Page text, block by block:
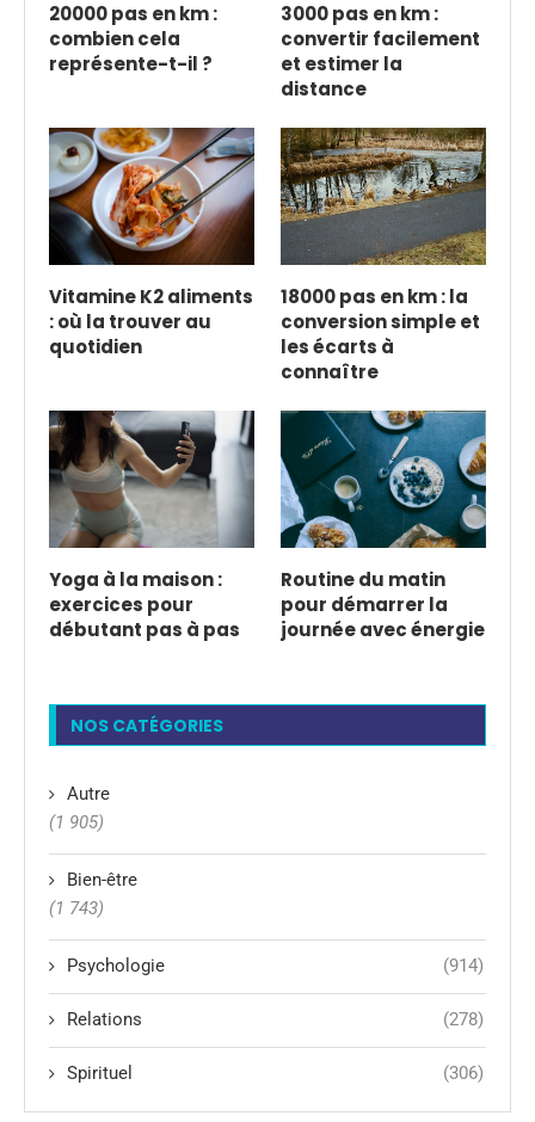
20000 pas en km :
combien cela
représente-t-il ?
3000 pas en km :
convertir facilement
et estimer la
distance
Vitamine K2 aliments
: où la trouver au
quotidien
18000 pas en km : la
conversion simple et
les écarts à
connaître
Yoga à la maison :
exercices pour
débutant pas à pas
Routine du matin
pour démarrer la
journée avec énergie
NOS CATÉGORIES
Autre
(1 905)
Bien-être
(1 743)
Psychologie (914)
Relations (278)
Spirituel (306)